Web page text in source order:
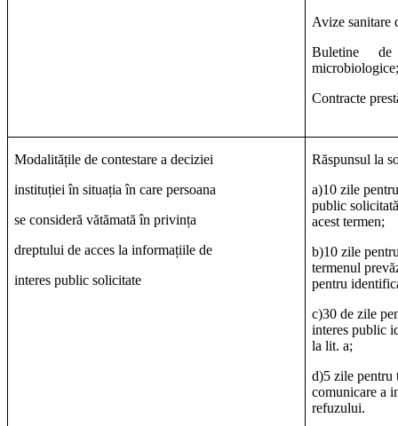
Avize sanitare
Buletine de
Contracte
Modalitățile de contestare a deciziei
instituției în situația în care persoana
se consideră vătămată în privința
dreptului de acces la informațiile de
interes public solicitate
Răspunsul la
a)10 zile
public
acest termen;
b)10 zile
termenul
pentru
c)30 de zile
interes public
la lit. a;
d)5 zile pentru
comunicare a
refuzului.